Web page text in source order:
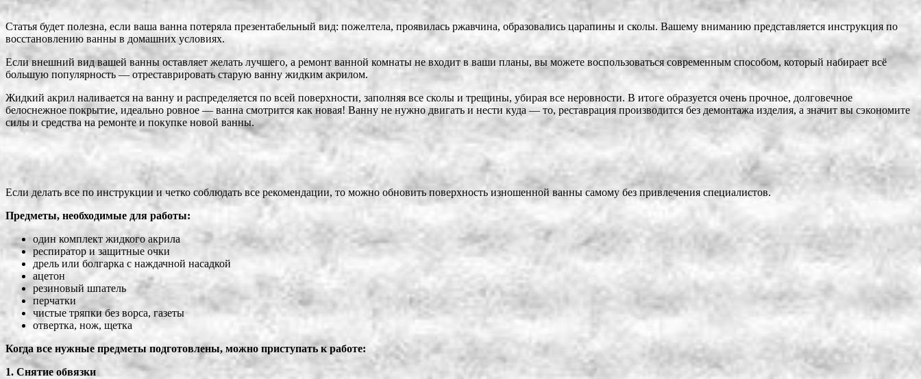
Статья будет полезна, если ваша ванна потеряла презентабельный вид: пожелтела, проявилась ржавчина, образовались царапины и сколы. Вашему вниманию представляется инструкция по
восстановлению ванны в домашних условиях.
Если внешний вид вашей ванны оставляет желать лучшего, а ремонт ванной комнаты не входит в ваши планы, вы можете воспользоваться современным способом, который набирает всё
большую популярность — отреставрировать старую ванну жидким акрилом.
Жидкий акрил наливается на ванну и распределяется по всей поверхности, заполняя все сколы и трещины, убирая все неровности. В итоге образуется очень прочное, долговечное
белоснежное покрытие, идеально ровное — ванна смотрится как новая! Ванну не нужно двигать и нести куда — то, реставрация производится без демонтажа изделия, а значит вы сэкономите
силы и средства на ремонте и покупке новой ванны.
Если делать все по инструкции и четко соблюдать все рекомендации, то можно обновить поверхность изношенной ванны самому без привлечения специалистов.
Предметы, необходимые для работы:
один комплект жидкого акрила
респиратор и защитные очки
дрель или болгарка с наждачной насадкой
ацетон
резиновый шпатель
перчатки
чистые тряпки без ворса, газеты
отвертка, нож, щетка
Когда все нужные предметы подготовлены, можно приступать к работе:
1. Снятие обвязки